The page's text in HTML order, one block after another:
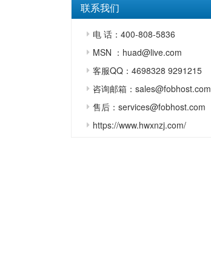
联系我们
电 话：400-808-5836
MSN ：huad@live.com
客服QQ：4698328 9291215
咨询邮箱：sales@fobhost.com
售后：services@fobhost.com
https://www.hwxnzj.com/